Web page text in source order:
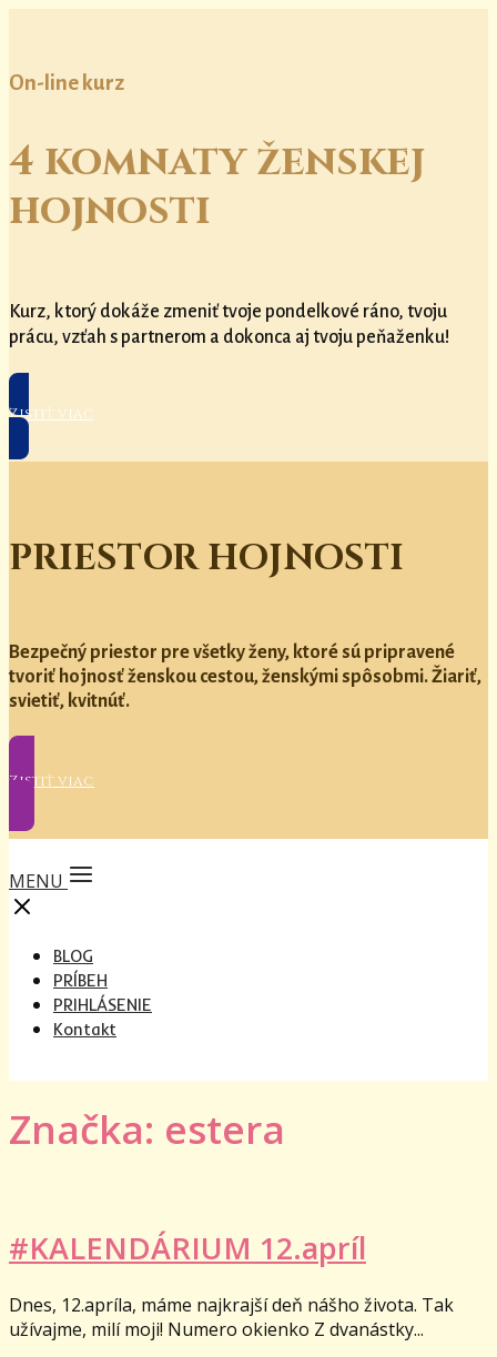
On-line kurz
4 komnaty ženskej
hojnosti
Kurz, ktorý dokáže zmeniť tvoje pondelkové ráno, tvoju
prácu, vzťah s partnerom a dokonca aj tvoju peňaženku!
Zistiť viac
PRIESTOR HOJNOSTI
Bezpečný priestor pre všetky ženy, ktoré sú pripravené
tvoriť hojnosť ženskou cestou, ženskými spôsobmi. Žiariť,
svietiť, kvitnúť.
Zistiť viac
MENU
BLOG
PRÍBEH
PRIHLÁSENIE
Kontakt
Značka: estera
#KALENDÁRIUM 12.apríl
Dnes, 12.apríla, máme najkrajší deň nášho života. Tak
užívajme, milí moji! Numero okienko Z dvanástky...